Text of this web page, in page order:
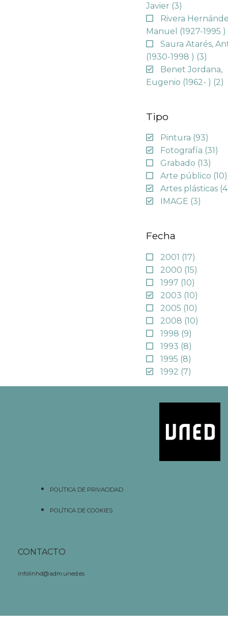
Javier (3)
Rivera
Manuel (1927-1995 )
Saura Atarés,
(1930-1998 ) (3)
Benet Jordana,
Eugenio (1962- ) (2)
Tipo
Pintura (93)
Fotografía (31)
Grabado (13)
Arte público (10)
Artes plásticas
IMAGE (3)
Fecha
2001 (17)
2000 (15)
1997 (10)
2003 (10)
2005 (10)
2008 (10)
1998 (9)
1993 (8)
1995 (8)
1992 (7)
POLÍTICA DE PRIVACIDAD
POLÍTICA DE COOKIES
CONTACTO
infolinhd@adm.uned.es